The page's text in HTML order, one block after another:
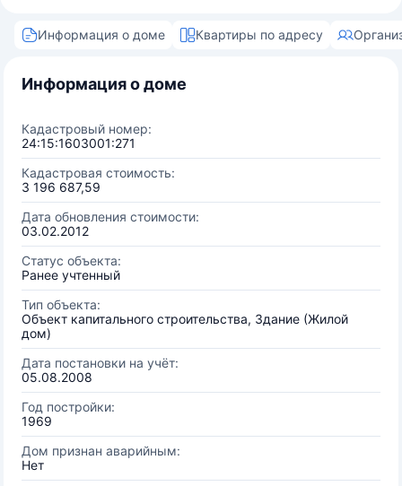
Информация о доме Квартиры по адресу
Информация о доме
Кадастровый номер:
24:15:1603001:271
Кадастровая стоимость:
3 196 687,59
Дата обновления стоимости:
03.02.2012
Статус объекта:
Ранее учтенный
Тип объекта:
Объект капитального строительства, Здание (Жилой
дом)
Дата постановки на учёт:
05.08.2008
Год постройки:
1969
Дом признан аварийным:
Нет